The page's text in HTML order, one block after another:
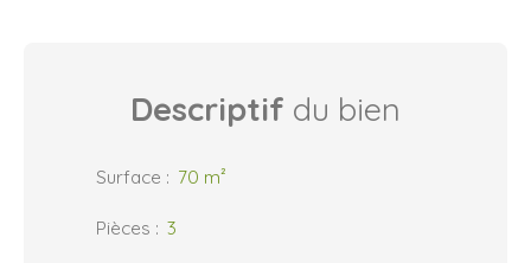
Descriptif du bien
Surface : 70 m²
Pièces : 3